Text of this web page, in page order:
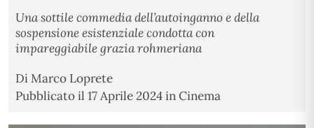
Una sottile commedia dell’autoinganno e della
sospensione esistenziale condotta con
impareggiabile grazia rohmeriana
DiMarco Loprete
Pubblicato il 17 Aprile 2024inCinema